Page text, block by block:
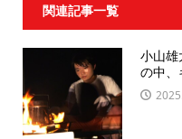
関連記事一覧
小山雄
の中、